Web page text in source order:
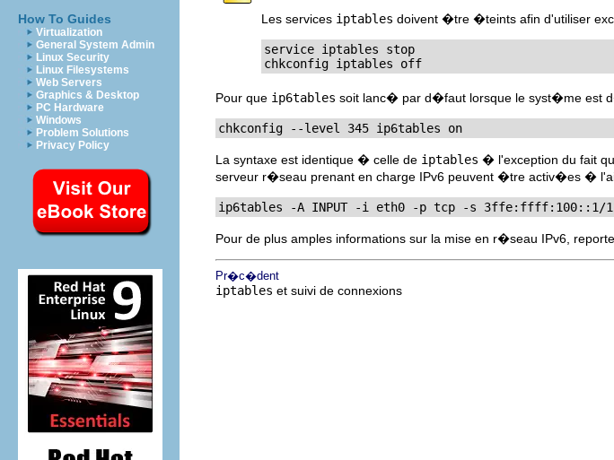
How To Guides
Virtualization
General System Admin
Linux Security
Linux Filesystems
Web Servers
Graphics & Desktop
PC Hardware
Windows
Problem Solutions
Privacy Policy
Les services iptables doivent �tre �teints afin d'utiliser
service iptables stop
chkconfig iptables off
Pour que ip6tables soit lanc� par d�faut lorsque le syst�me est
chkconfig --level 345 ip6tables on
La syntaxe est identique � celle de iptables � l'exception du fait
serveur r�seau prenant en charge IPv6 peuvent �tre activ�es �
ip6tables -A INPUT -i eth0 -p tcp -s 3ffe:ffff:100::1/
Pour de plus amples informations sur la mise en r�seau IPv6,
Pr�c�dent
iptables et suivi de connexions